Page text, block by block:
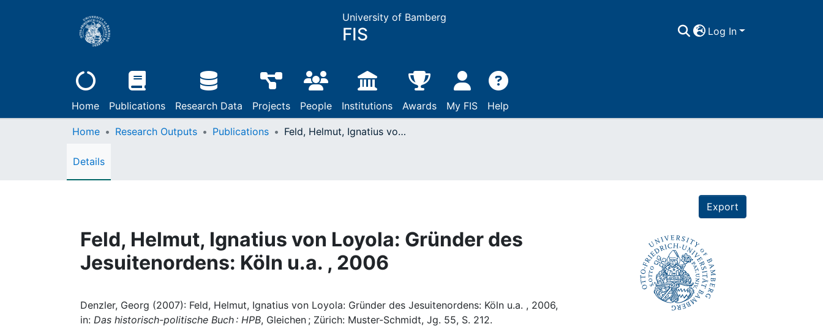
University of Bamberg
FIS Log In
Home Publications Research Data Projects People Institutions Awards My FIS Help
Home Research Outputs Publications Feld, Helmut, Ignatius von Loyola: Gründer des Jesuitenordens: Köln u.a. , 2006
Details
Export
Feld, Helmut, Ignatius von Loyola: Gründer des
Jesuitenordens: Köln u.a. , 2006
Denzler, Georg (2007): Feld, Helmut, Ignatius von Loyola: Gründer des Jesuitenordens: Köln u.a. , 2006,
in: Das historisch-politische Buch : HPB, Gleichen ; Zürich: Muster-Schmidt, Jg. 55, S. 212.